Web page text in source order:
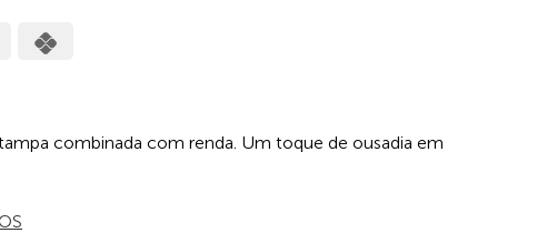
MasterCard
combinada com renda. Um toque de ousadia em